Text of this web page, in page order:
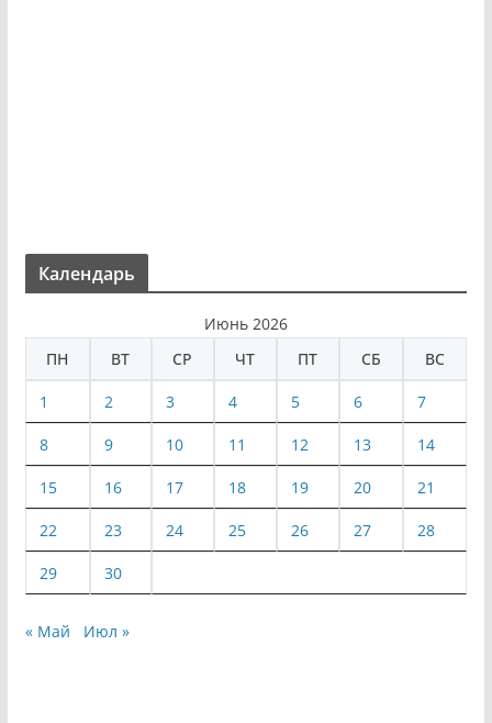
Календарь
Июнь 2026
ПН
ВТ СР ЧТ ПТ СБ ВС
1 2 3 4 5 6 7
8 9 10 11 12 13 14
15 16 17 18 19 20 21
22 23 24 25 26 27 28
29 30
« Май Июл »